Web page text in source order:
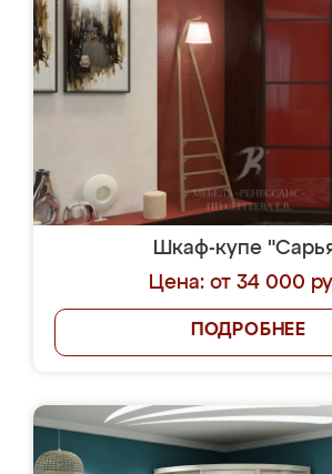
Шкаф-купе
Цена: от 34 000
ПОДРОБНЕЕ